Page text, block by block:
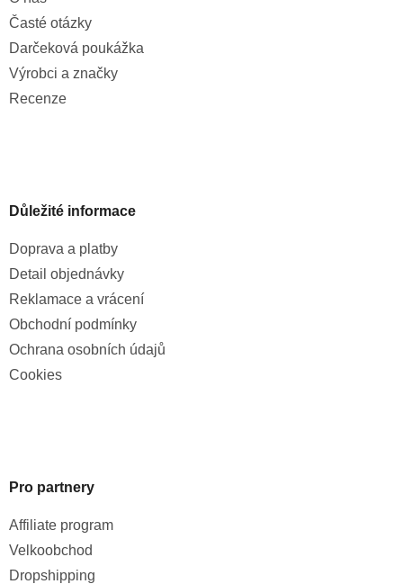
Časté otázky
Darčeková poukážka
Výrobci a značky
Recenze
Důležité informace
Doprava a platby
Detail objednávky
Reklamace a vrácení
Obchodní podmínky
Ochrana osobních údajů
Cookies
Pro partnery
Affiliate program
Velkoobchod
Dropshipping